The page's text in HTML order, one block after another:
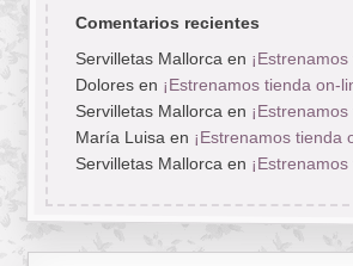
Comentarios recientes
Servilletas Mallorcaen
Doloresen ¡Estrenamos tienda on-
Servilletas Mallorcaen
María Luisaen ¡Estrenamos tienda
Servilletas Mallorcaen